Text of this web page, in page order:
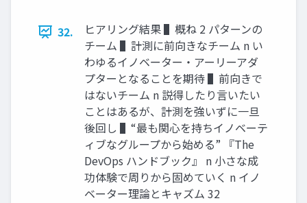
32.
ヒアリング結果 ▌概ね 2 パターンの
チーム ▌計測に前向きなチーム n い
わゆるイノベーター・アーリーアダ
プターとなることを期待 ▌前向きで
はないチーム n 説得したり⾔いたい
ことはあるが、計測を強いずに⼀旦
後回し ▌“最も関⼼を持ちイノベーテ
ィブなグループから始める” 『The
DevOps ハンドブック』 n ⼩さな成
功体験で周りから固めていく n イノ
ベーター理論とキャズム 32